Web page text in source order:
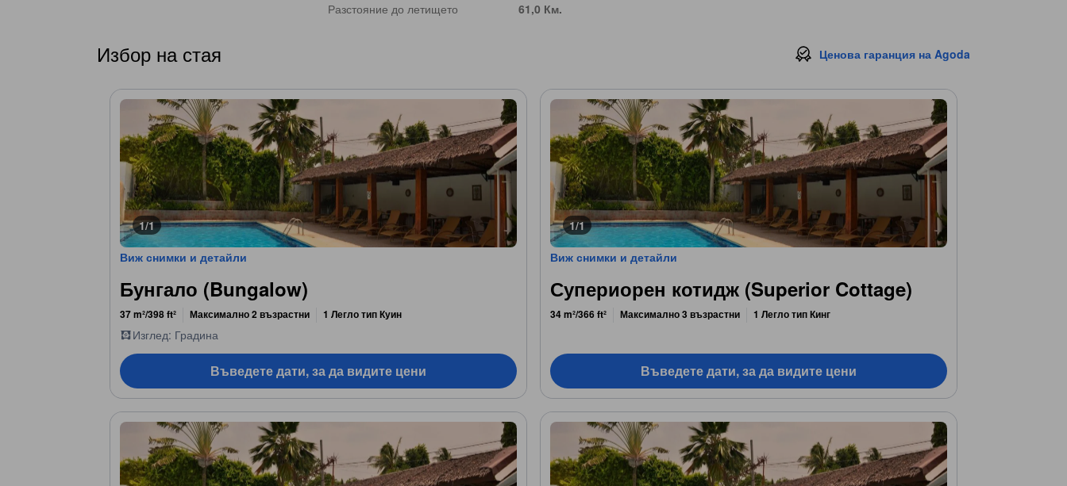
Разстояние до летището 61,0 Км.
Избор на стая Ценова гаранция на Agoda
1/1
Виж снимки и детайли
Бунгало (Bungalow)
37 m²/398 ft² Максимално 2 възрастни 1 Легло тип Куин
Изглед: Градина
Въведете дати, за да видите цени
1/1
Виж снимки и детайли
Супериорен котидж (Superior Cottage)
34 m²/366 ft² Максимално 3 възрастни 1 Легло тип Кинг
Въведете дати, за да видите цени